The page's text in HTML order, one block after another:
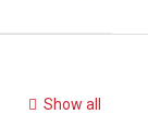
Show all